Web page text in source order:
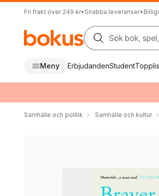
Fri frakt över 249 kr• Snabba leveranser•
Sök bok,
Meny ErbjudandenStudent
Samhälle och politik Samhälle och kultur